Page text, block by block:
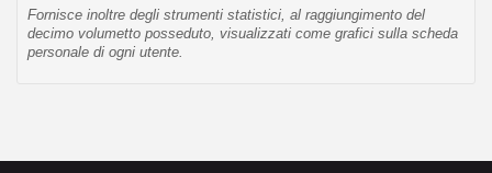
Fornisce inoltre degli strumenti statistici, al raggiungimento del
decimo volumetto posseduto, visualizzati come grafici sulla scheda
personale di ogni utente.